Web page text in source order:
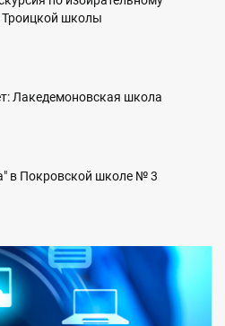
Троицкой школы
Лакедемоновская школа
в Покровской школе № 3